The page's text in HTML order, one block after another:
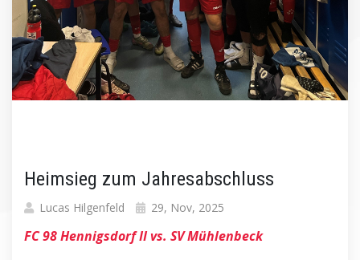
Heimsieg zum Jahresabschluss
Lucas Hilgenfeld 29, Nov, 2025
FC 98 Hennigsdorf II vs. SV Mühlenbeck